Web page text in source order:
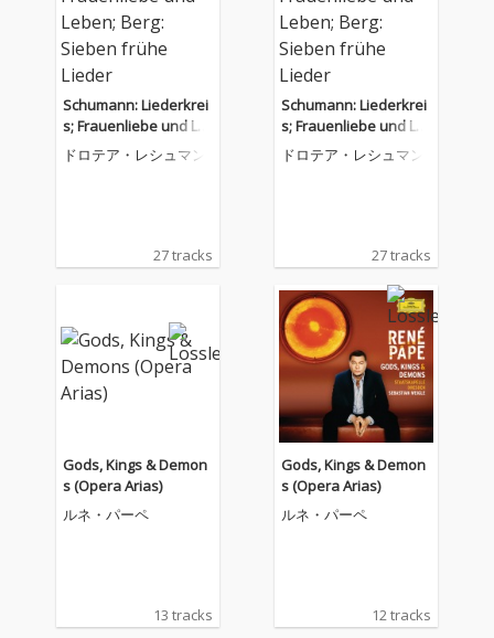
Schumann: Liederkrei
s; Frauenliebe und Le
ben; Berg: Sieben früh
e Lieder
ドロテア・レシュマン
27 tracks
Schumann: Liederkrei
s; Frauenliebe und Le
ben; Berg: Sieben früh
e Lieder
ドロテア・レシュマン
27 tracks
Gods, Kings & Demon
s (Opera Arias)
ルネ・パーペ
13 tracks
Gods, Kings & Demon
s (Opera Arias)
ルネ・パーペ
12 tracks